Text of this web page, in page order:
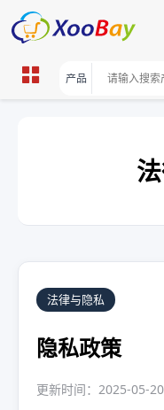
法律与隐私
隐私政策
更新时间：2025-05-20